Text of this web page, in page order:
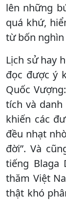
lên những
quá khứ,
từ bốn
Lịch sử hay
đọc được ý
Quốc
tích và
khiến các
đều nhạt
đời”. Và
tiếng Blaga
thăm Việt
thật khó